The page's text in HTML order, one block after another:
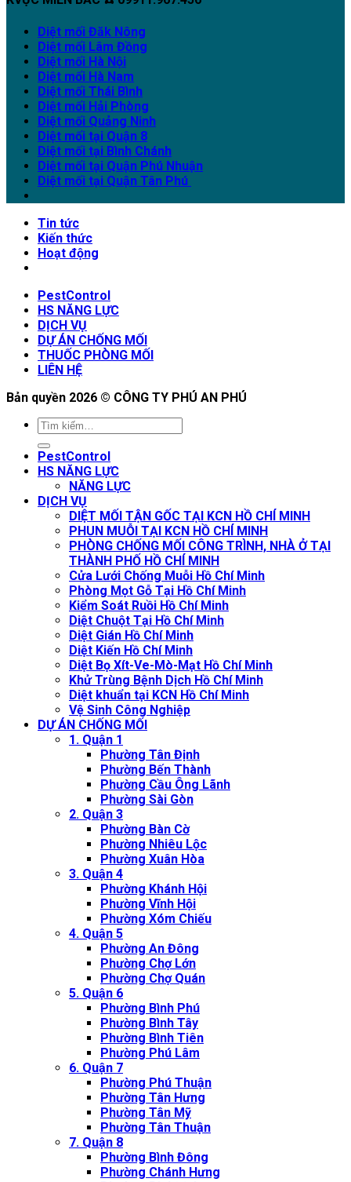
Diệt mối Đăk Nông
Diệt mối Lâm Đồng
Diệt mối Hà Nội
Diệt mối Hà Nam
Diệt mối Thái Bình
Diệt mối Hải Phòng
Diệt mối Quảng Ninh
Diệt mối tại Quận 8
Diệt mối tại Bình Chánh
Diệt mối tại Quận Phú Nhuận
Diệt mối tại Quận Tân Phú
Tin tức
Kiến thức
Hoạt động
PestControl
HS NĂNG LỰC
DỊCH VỤ
DỰ ÁN CHỐNG MỐI
THUỐC PHÒNG MỐI
LIÊN HỆ
Bản quyền 2026 © CÔNG TY PHÚ AN PHÚ
PestControl
HS NĂNG LỰC
NĂNG LỰC
DỊCH VỤ
DIỆT MỐI TẬN GỐC TẠI KCN HỒ CHÍ MINH
PHUN MUỖI TẠI KCN HỒ CHÍ MINH
PHÒNG CHỐNG MỐI CÔNG TRÌNH, NHÀ Ở TẠI
THÀNH PHỐ HỒ CHÍ MINH
Cửa Lưới Chống Muỗi Hồ Chí Minh
Phòng Mọt Gỗ Tại Hồ Chí Minh
Kiểm Soát Ruồi Hồ Chí Minh
Diệt Chuột Tại Hồ Chí Minh
Diệt Gián Hồ Chí Minh
Diệt Kiến Hồ Chí Minh
Diệt Bọ Xít-Ve-Mò-Mạt Hồ Chí Minh
Khử Trùng Bệnh Dịch Hồ Chí Minh
Diệt khuẩn tại KCN Hồ Chí Minh
Vệ Sinh Công Nghiệp
DỰ ÁN CHỐNG MỐI
1. Quận 1
Phường Tân Định
Phường Bến Thành
Phường Cầu Ông Lãnh
Phường Sài Gòn
2. Quận 3
Phường Bàn Cờ
Phường Nhiêu Lộc
Phường Xuân Hòa
3. Quận 4
Phường Khánh Hội
Phường Vĩnh Hội
Phường Xóm Chiếu
4. Quận 5
Phường An Đông
Phường Chợ Lớn
Phường Chợ Quán
5. Quận 6
Phường Bình Phú
Phường Bình Tây
Phường Bình Tiên
Phường Phú Lâm
6. Quận 7
Phường Phú Thuận
Phường Tân Hưng
Phường Tân Mỹ
Phường Tân Thuận
7. Quận 8
Phường Bình Đông
Phường Chánh Hưng